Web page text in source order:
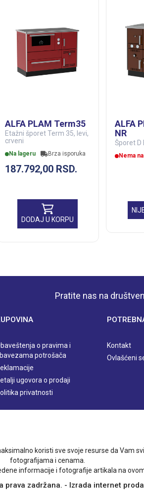
ALFA PLAM Term35
Etažni šporet Term 35, levi,
crveni
Na lageru Brza isporuka
187.792,00 RSD.
DODAJ U KORPU
ALFA
NR
Nema
Pratite nas na
o pravima i
potrošača
ugovora o prodaji
privatnosti
Kontakt
Ovlašćeni
koristi sve svoje resurse da Vam
fotografijama i cenama.
informacije i fotografije artikala na
prava zadržana. - Izrada internet